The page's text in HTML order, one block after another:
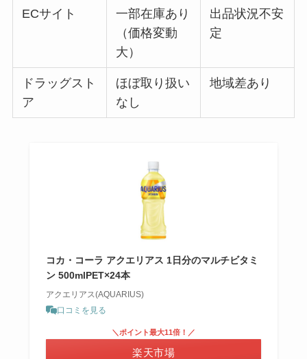
ECサイト
一部在庫あり
（価格変動
大）
出品状況不安
定
ドラッグスト
ア
ほぼ取り扱い
なし
地域差あり
コカ・コーラ アクエリアス 1日分のマルチビタミ
ン 500mlPET×24本
アクエリアス(AQUARIUS)
口コミを見る
＼ポイント最大11倍！／
楽天市場